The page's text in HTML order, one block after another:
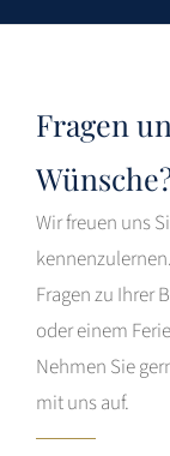
Fragen
Wir freuen uns
Fragen zu Ihrer
oder einem
Nehmen Sie
mit uns auf.